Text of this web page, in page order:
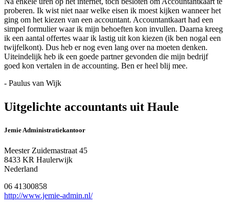
proberen. Ik wist niet naar welke eisen ik moest kijken wanneer het
ging om het kiezen van een accountant. Accountantkaart had een
simpel formulier waar ik mijn behoeften kon invullen. Daarna kreeg
ik een aantal offertes waar ik lastig uit kon kiezen (ik ben nogal een
twijfelkont). Dus heb er nog even lang over na moeten denken.
Uiteindelijk heb ik een goede partner gevonden die mijn bedrijf
goed kon vertalen in de accounting. Ben er heel blij mee.
- Paulus van Wijk
Uitgelichte accountants uit Haule
Jemie Administratiekantoor
Meester Zuidemastraat 45
8433 KR Haulerwijk
Nederland
06 41300858
http://www.jemie-admin.nl/